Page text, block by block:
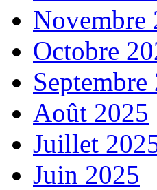
Novembre
Octobre
Septembre
Août 2025
Juillet
Juin 2025